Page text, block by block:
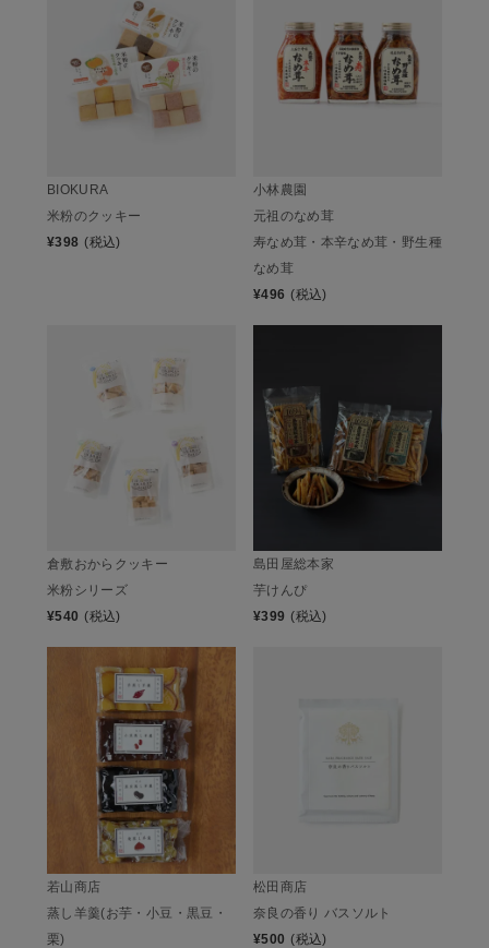
BIOKURA
米粉のクッキー
¥398 (税込)
小林農園
元祖のなめ茸
寿なめ茸・本辛なめ茸・野生種
なめ茸
¥496 (税込)
倉敷おからクッキー
米粉シリーズ
¥540 (税込)
島田屋総本家
芋けんぴ
¥399 (税込)
若山商店
蒸し羊羹(お芋・小豆・黒豆・
栗)
松田商店
奈良の香り バスソルト
¥500 (税込)